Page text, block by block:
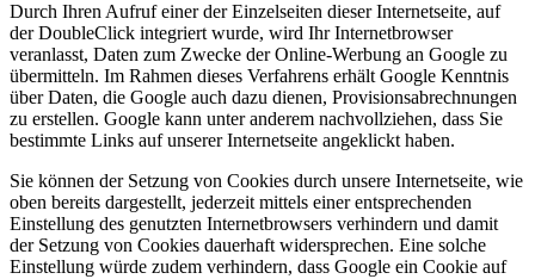
Durch Ihren Aufruf einer der Einzelseiten dieser Internetseite, auf
der DoubleClick integriert wurde, wird Ihr Internetbrowser
veranlasst, Daten zum Zwecke der Online-Werbung an Google zu
übermitteln. Im Rahmen dieses Verfahrens erhält Google Kenntnis
über Daten, die Google auch dazu dienen, Provisionsabrechnungen
zu erstellen. Google kann unter anderem nachvollziehen, dass Sie
bestimmte Links auf unserer Internetseite angeklickt haben.
Sie können der Setzung von Cookies durch unsere Internetseite, wie
oben bereits dargestellt, jederzeit mittels einer entsprechenden
Einstellung des genutzten Internetbrowsers verhindern und damit
der Setzung von Cookies dauerhaft widersprechen. Eine solche
Einstellung würde zudem verhindern, dass Google ein Cookie auf